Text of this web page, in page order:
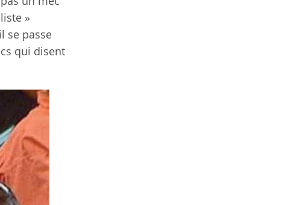
»
se passe
qui disent